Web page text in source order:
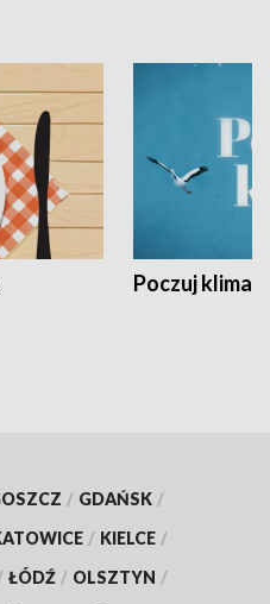
Poczuj klimat
/ GDAŃSK /
/ KIELCE /
ŁÓDŹ / OLSZTYN /